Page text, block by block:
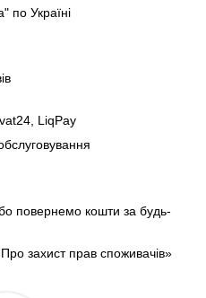
по Україні
LiqPay
повернемо кошти за будь-
захист прав споживачів»